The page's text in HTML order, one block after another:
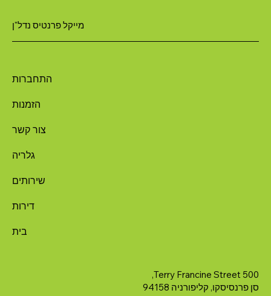
500 Terry Francine Street,
סן פרנסיסקו, קליפורניה 94158
התחברות
הזמנות
צור קשר
גלריה
שירותים
דירות
בית
מייקל פרנטיס נדל"ן